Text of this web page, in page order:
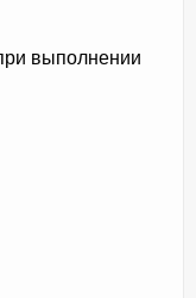
выполнении